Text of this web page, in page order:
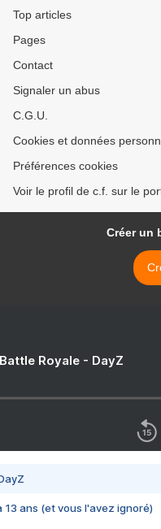
Top articles
Pages
Contact
Signaler un abus
C.G.U.
Cookies et données
Préférences cookies
Voir le profil de c.f. sur le
Créer un
Royale - DayZ
13 ans (et vous l'avez ignoré)